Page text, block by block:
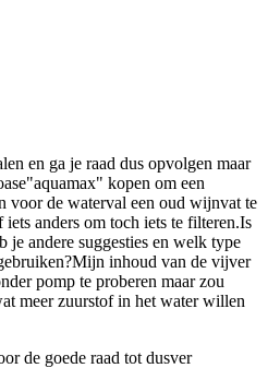
en ga je raad dus opvolgen maar
kopen om een
voor de waterval een oud wijnvat te
anders om toch iets te filteren.Is
je andere suggesties en welk type
inhoud van de vijver
pomp te proberen maar zou
meer zuurstof in het water willen
de goede raad tot dusver